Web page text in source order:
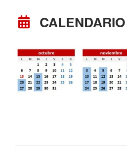
CALENDARIO